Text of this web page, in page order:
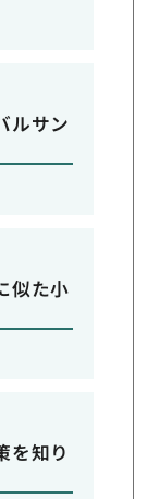
ルサン
似た小
を知り